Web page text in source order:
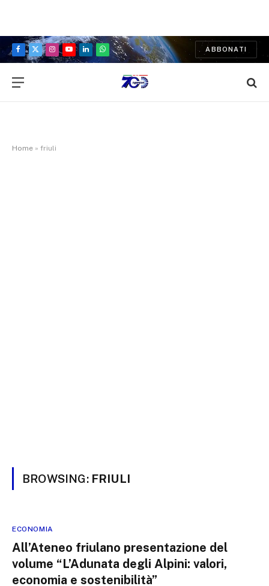
Facebook
X
Instagram
YouTubeLinkedInWhatsApp
ABBONATI
Home » friuli
BROWSING: FRIULI
ECONOMIA
All’Ateneo friulano presentazione del
volume “L’Adunata degli Alpini: valori,
economia e sostenibilità”